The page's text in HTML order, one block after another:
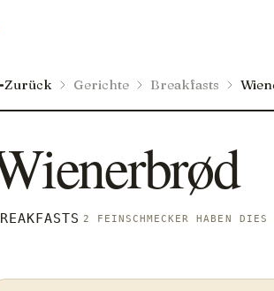
Zurück Gerichte Breakfasts
2 FEINSCHMECKER HABEN DIES